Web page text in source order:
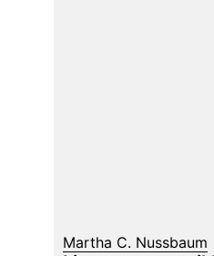
Martha C. Nussbaum